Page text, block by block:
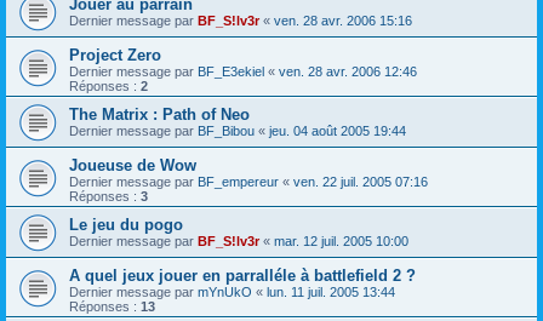
Jouer au parrain
Dernier message par BF_S!lv3r« ven. 28 avr. 2006 15:16
Project Zero
Dernier message par BF_E3ekiel « ven. 28 avr. 2006 12:46
Réponses : 2
The Matrix : Path of Neo
Dernier message par BF_Bibou « jeu. 04 août 2005 19:44
Joueuse de Wow
Dernier message par BF_empereur « ven. 22 juil. 2005 07:16
Réponses : 3
Le jeu du pogo
Dernier message par BF_S!lv3r« mar. 12 juil. 2005 10:00
A quel jeux jouer en parralléle à battlefield 2 ?
Dernier message par mYnUkO « lun. 11 juil. 2005 13:44
Réponses : 13